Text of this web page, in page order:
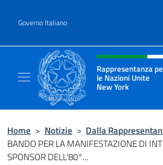
Governo Italiano
Intestazione sito,
Rappresentanza
le Nazioni Unite
New York
Il sito ufficiale
Home > Notizie > Dalla
BANDO PER LA MANIFESTAZIONE DI
SPONSOR DELL’80°...